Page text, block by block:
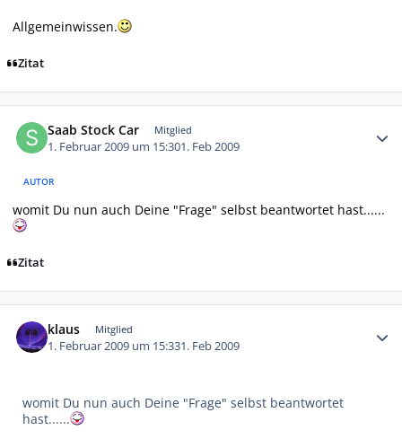
Allgemeinwissen.
Zitat
Saab Stock Car Mitglied
1. Februar 2009 um 15:301. Feb 2009
AUTOR
womit Du nun auch Deine "Frage" selbst beantwortet hast......
Zitat
klaus Mitglied
1. Februar 2009 um 15:331. Feb 2009
womit Du nun auch Deine "Frage" selbst beantwortet
hast......